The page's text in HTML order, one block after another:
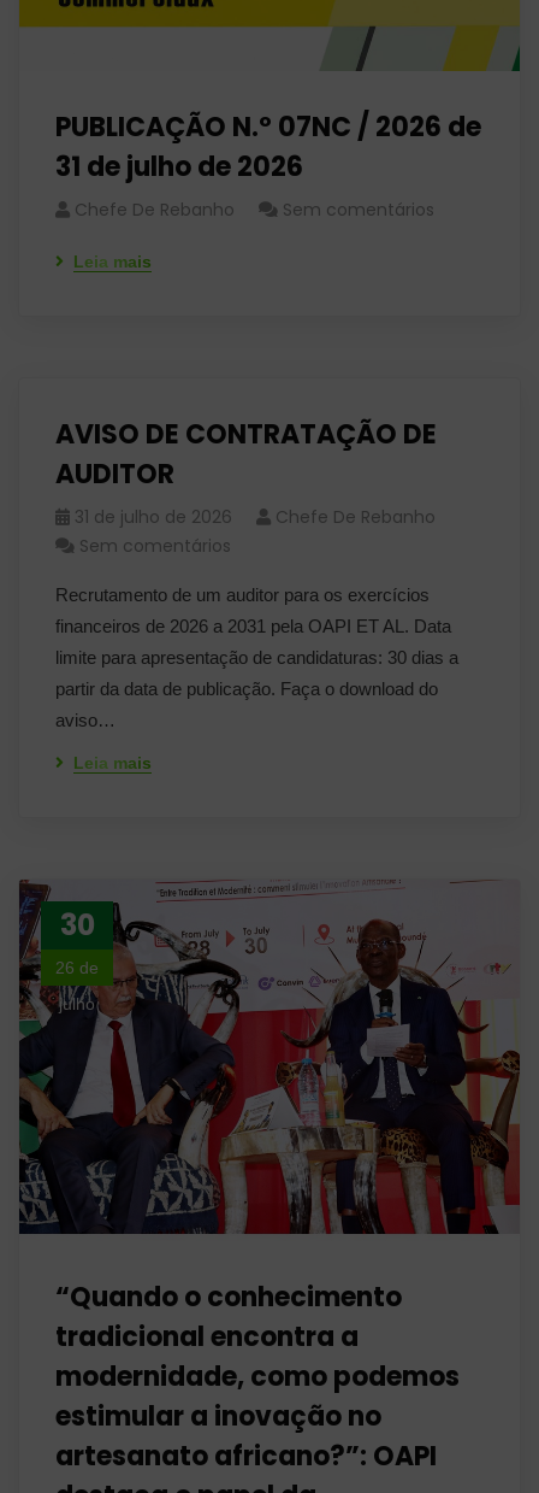
PUBLICAÇÃO N.º 07NC / 2026 de
31 de julho de 2026
Chefe De Rebanho Sem comentários
Leia mais
AVISO DE CONTRATAÇÃO DE
AUDITOR
31 de julho de 2026
Chefe De Rebanho
Sem comentários
Recrutamento de um auditor para os exercícios
financeiros de 2026 a 2031 pela OAPI ET AL. Data
limite para apresentação de candidaturas: 30 dias a
partir da data de publicação. Faça o download do
aviso…
Leia mais
30
26 de
julho
“Quando o conhecimento
tradicional encontra a
modernidade, como podemos
estimular a inovação no
artesanato africano?”: OAPI